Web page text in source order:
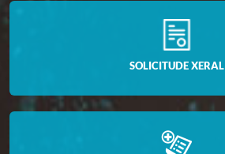
SOLICITUDE XERAL